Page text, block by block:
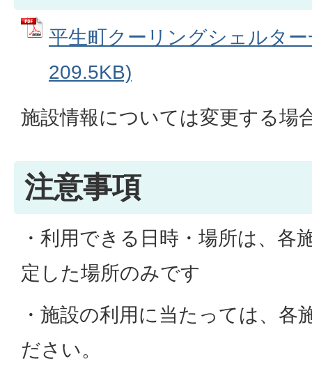
平生町クーリングシェルタ
209.5KB)
施設情報については変更する場
注意事項
・利用できる日時・場所は、各
定した場所のみです
・施設の利用に当たっては、各
ださい。